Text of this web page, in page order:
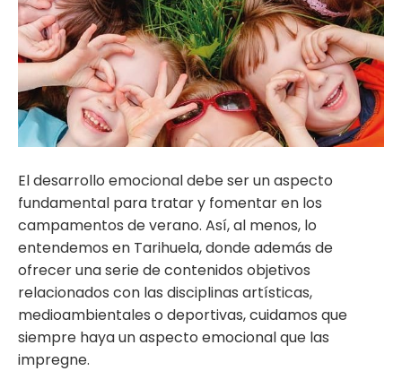
El desarrollo emocional debe ser un aspecto
fundamental para tratar y fomentar en los
campamentos de verano. Así, al menos, lo
entendemos en Tarihuela, donde además de
ofrecer una serie de contenidos objetivos
relacionados con las disciplinas artísticas,
medioambientales o deportivas, cuidamos que
siempre haya un aspecto emocional que las
impregne.